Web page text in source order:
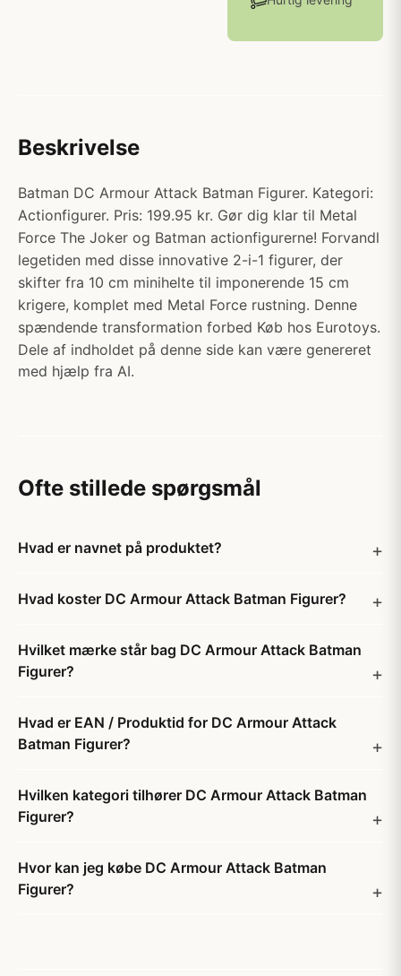
Beskrivelse
Batman DC Armour Attack Batman Figurer. Kategori:
Actionfigurer. Pris: 199.95 kr. Gør dig klar til Metal
Force The Joker og Batman actionfigurerne! Forvandl
legetiden med disse innovative 2-i-1 figurer, der
skifter fra 10 cm minihelte til imponerende 15 cm
krigere, komplet med Metal Force rustning. Denne
spændende transformation forbed Køb hos Eurotoys.
Dele af indholdet på denne side kan være genereret
med hjælp fra AI.
Ofte stillede spørgsmål
Hvad er navnet på produktet?
Hvad koster DC Armour Attack Batman Figurer?
Hvilket mærke står bag DC Armour Attack Batman
Figurer?
Hvad er EAN / Produktid for DC Armour Attack
Batman Figurer?
Hvilken kategori tilhører DC Armour Attack Batman
Figurer?
Hvor kan jeg købe DC Armour Attack Batman
Figurer?